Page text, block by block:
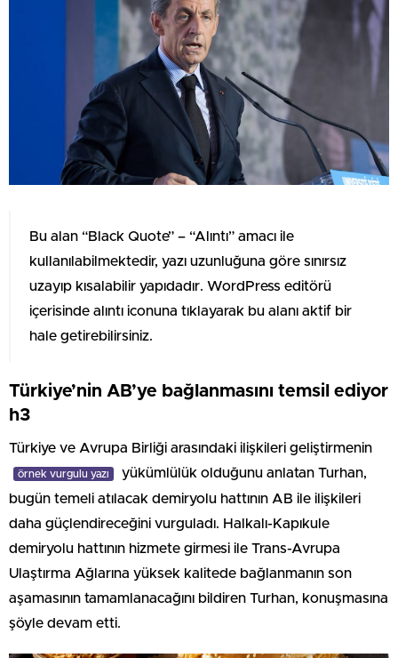
Bu alan “Black Quote” – “Alıntı” amacı ile
kullanılabilmektedir, yazı uzunluğuna göre sınırsız
uzayıp kısalabilir yapıdadır. WordPress editörü
içerisinde alıntı iconuna tıklayarak bu alanı aktif bir
hale getirebilirsiniz.
Türkiye’nin AB’ye bağlanmasını temsil ediyor
h3
Türkiye ve Avrupa Birliği arasındaki ilişkileri geliştirmenin
örnek vurgulu yazı
yükümlülük olduğunu anlatan Turhan,
bugün temeli atılacak demiryolu hattının AB ile ilişkileri
daha güçlendireceğini vurguladı. Halkalı-Kapıkule
demiryolu hattının hizmete girmesi ile Trans-Avrupa
Ulaştırma Ağlarına yüksek kalitede bağlanmanın son
aşamasının tamamlanacağını bildiren Turhan, konuşmasına
şöyle devam etti.